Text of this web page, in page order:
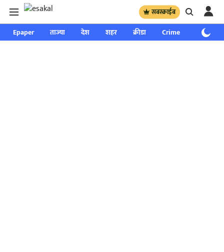
सबस्क्राईब
Epaper ताज्या देश शहर क्रीडा Crime साप्ताहिक